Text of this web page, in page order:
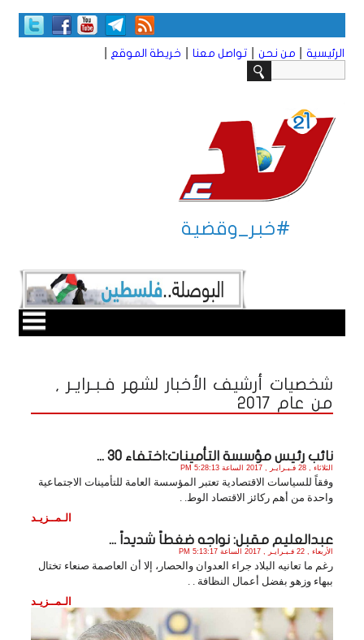
الرئيسية من نحن تواصل معنا خريطة الموقع
#خبر_وقضية
شخصيات أرشيف الأخبار لشهر فـبـرايـر ,
من عام 2017
نائب رئيس مؤسسة التأمينات:اختفاء 30 ...
الثلاثاء , 28 فـبـرايـر , 2017 الساعة 5:28:13 PM
وفقاً للسياسات الاقتصادية تعتبر المؤسسة العامة للتأمينات الاجتماعية
واحدة من أهم ركائز الاقتصاد الوط. .
الـمــزيـد
عبدالعليم مقبل: نواجه ضغطاً شديداً ...
الأربعاء , 22 فـبـرايـر , 2017 الساعة 5:13:17 PM
رغم ما تعانيه البلاد جراء العدوان والحصار، إلا أن العاصمة صنعاء تختال
ببهاء وزهو بفضل أعمال النظافة . .
الـمــزيـد